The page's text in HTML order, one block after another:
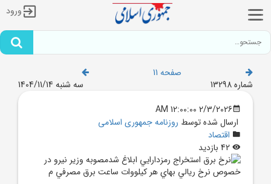
ورود
صفحه 11
شماره 13298
سه شنبه 1404/11/14
2/3/2026 12:00:00 AM
ارسال شده توسط روزنامه جمهوری اسلامی
اقتصاد